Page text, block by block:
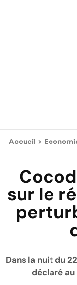
Accueil >
sur le
Dans la nuit du
déclaré